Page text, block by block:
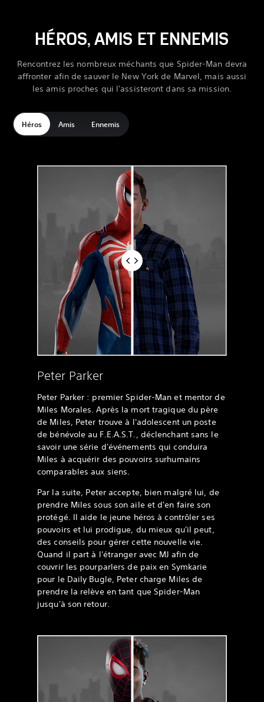
HÉROS, AMIS ET ENNEMIS
Rencontrez les nombreux méchants que Spider-Man devra
affronter afin de sauver le New York de Marvel, mais aussi
les amis proches qui l'assisteront dans sa mission.
Héros Amis Ennemis
Peter Parker
Peter Parker : premier Spider-Man et mentor de
Miles Morales. Après la mort tragique du père
de Miles, Peter trouve à l'adolescent un poste
de bénévole au F.E.A.S.T., déclenchant sans le
savoir une série d'événements qui conduira
Miles à acquérir des pouvoirs surhumains
comparables aux siens.
Par la suite, Peter accepte, bien malgré lui, de
prendre Miles sous son aile et d'en faire son
protégé. Il aide le jeune héros à contrôler ses
pouvoirs et lui prodigue, du mieux qu'il peut,
des conseils pour gérer cette nouvelle vie.
Quand il part à l'étranger avec MJ afin de
couvrir les pourparlers de paix en Symkarie
pour le Daily Bugle, Peter charge Miles de
prendre la relève en tant que Spider-Man
jusqu'à son retour.